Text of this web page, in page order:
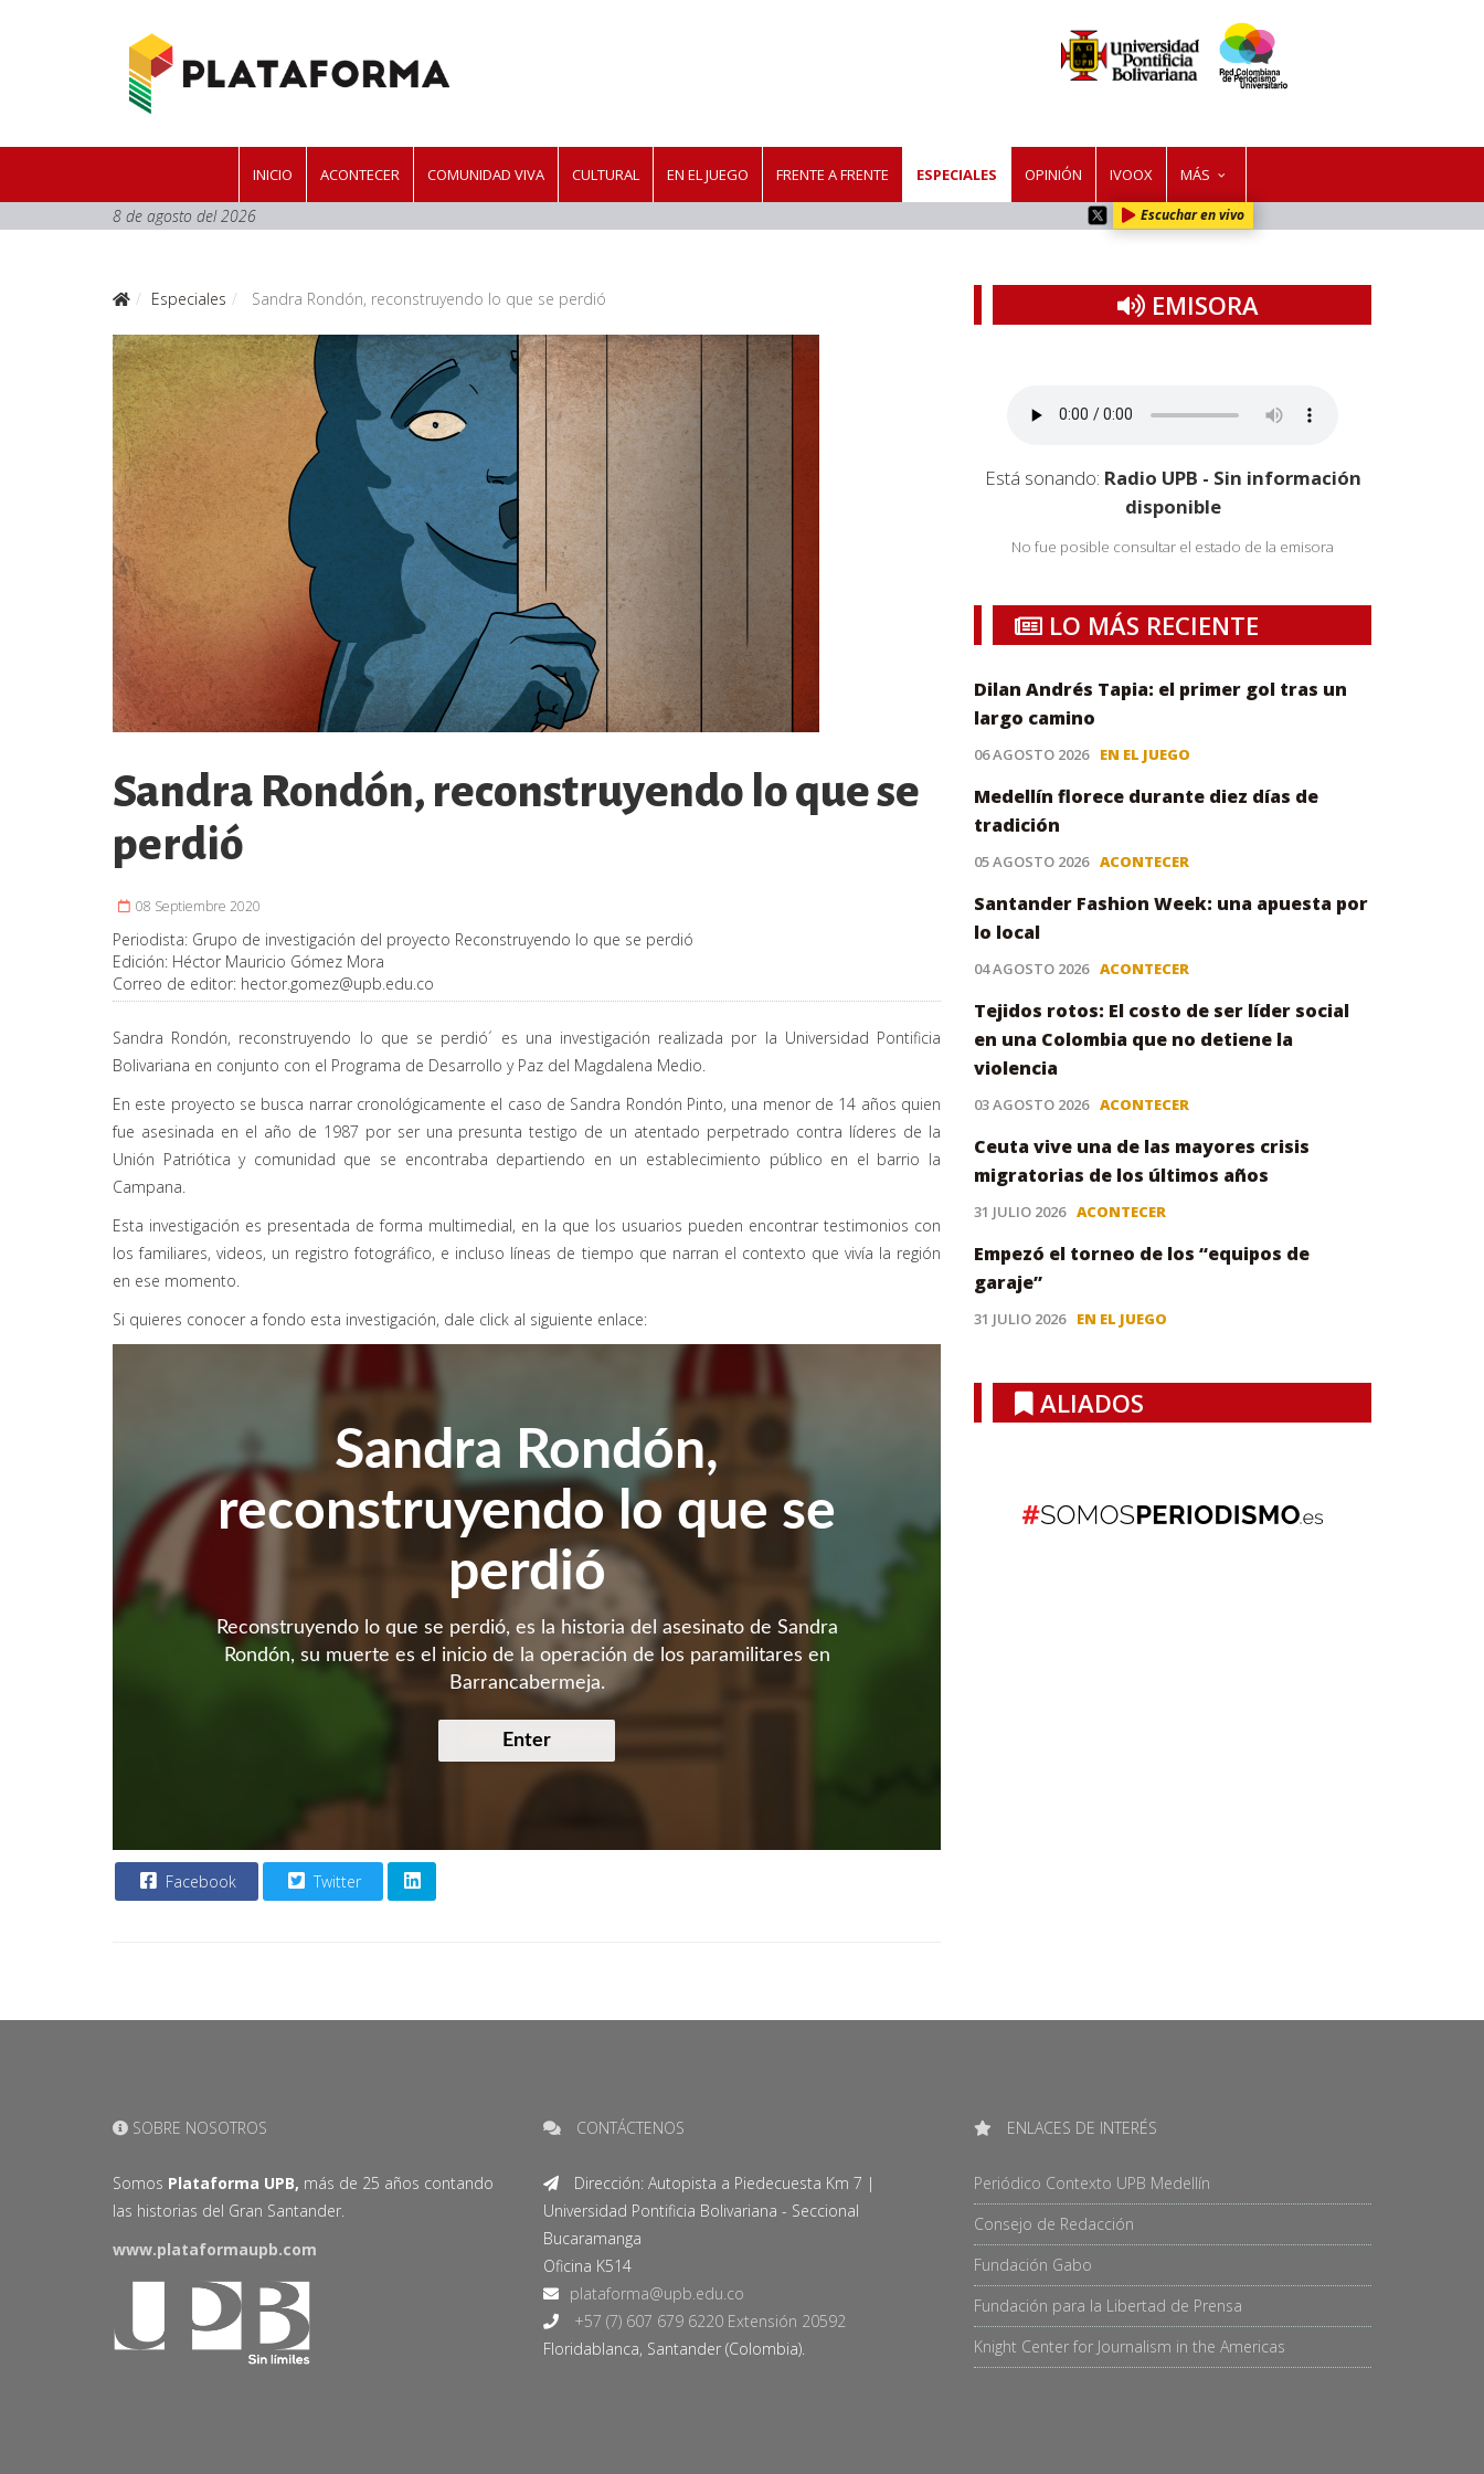
INICIO ACONTECER COMUNIDAD VIVA CULTURAL EN EL JUEGO FRENTE A FRENTE ESPECIALES OPINIÓN IVOOX MÁS
8 de agosto del 2026 Escuchar en vivo
Especiales Sandra Rondón, reconstruyendo lo que se perdió
Sandra Rondón, reconstruyendo lo que se
perdió
08 Septiembre 2020
Periodista: Grupo de investigación del proyecto Reconstruyendo lo que se perdió
Edición: Héctor Mauricio Gómez Mora
Correo de editor: hector.gomez@upb.edu.co
Sandra Rondón, reconstruyendo lo que se perdió´ es una investigación realizada por la Universidad Pontificia
Bolivariana en conjunto con el Programa de Desarrollo y Paz del Magdalena Medio.
En este proyecto se busca narrar cronológicamente el caso de Sandra Rondón Pinto, una menor de 14 años quien
fue asesinada en el año de 1987 por ser una presunta testigo de un atentado perpetrado contra líderes de la
Unión Patriótica y comunidad que se encontraba departiendo en un establecimiento público en el barrio la
Campana.
Esta investigación es presentada de forma multimedial, en la que los usuarios pueden encontrar testimonios con
los familiares, videos, un registro fotográfico, e incluso líneas de tiempo que narran el contexto que vivía la región
en ese momento.
Si quieres conocer a fondo esta investigación, dale click al siguiente enlace:
Sandra Rondón,
reconstruyendo lo que se
perdió
Reconstruyendo lo que se perdió, es la historia del asesinato de Sandra
Rondón, su muerte es el inicio de la operación de los paramilitares en
Barrancabermeja.
Enter
Facebook Twitter
EMISORA
Está sonando: Radio UPB - Sin información
disponible
No fue posible consultar el estado de la emisora
LO MÁS RECIENTE
Dilan Andrés Tapia: el primer gol tras un
largo camino
06 AGOSTO 2026 EN EL JUEGO
Medellín florece durante diez días de
tradición
05 AGOSTO 2026 ACONTECER
Santander Fashion Week: una apuesta por
lo local
04 AGOSTO 2026 ACONTECER
Tejidos rotos: El costo de ser líder social
en una Colombia que no detiene la
violencia
03 AGOSTO 2026 ACONTECER
Ceuta vive una de las mayores crisis
migratorias de los últimos años
31 JULIO 2026 ACONTECER
Empezó el torneo de los “equipos de
garaje”
31 JULIO 2026 EN EL JUEGO
ALIADOS
SOBRE NOSOTROS
Somos Plataforma UPB, más de 25 años contando
las historias del Gran Santander.
www.plataformaupb.com
CONTÁCTENOS
Dirección: Autopista a Piedecuesta Km 7 |
Universidad Pontificia Bolivariana - Seccional
Bucaramanga
Oficina K514
+57 (7) 607 679 6220 Extensión 20592
Floridablanca, Santander (Colombia).
ENLACES DE INTERÉS
Periódico Contexto UPB Medellín
Consejo de Redacción
Fundación Gabo
Fundación para la Libertad de Prensa
Knight Center for Journalism in the Americas